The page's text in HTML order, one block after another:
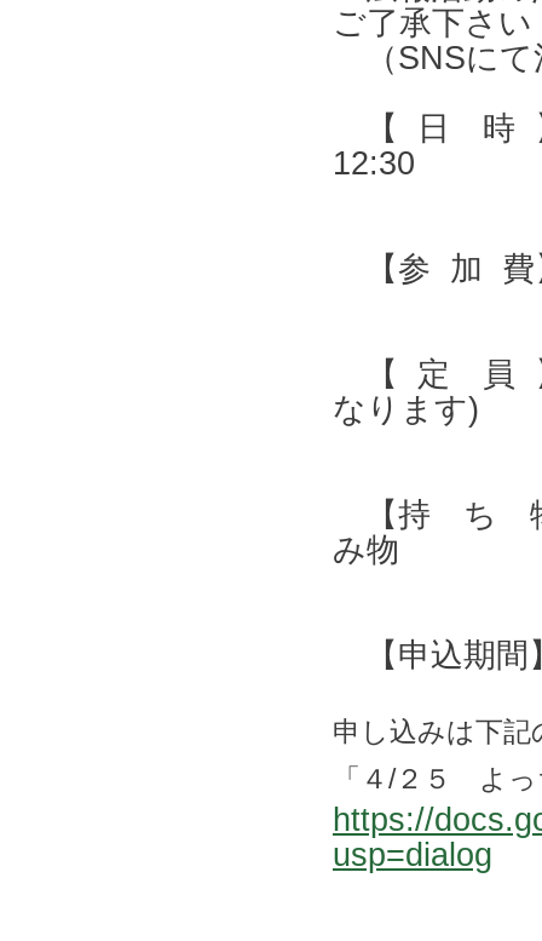
ご了承下さい
（SNSにて
【 日 時
12:30
【参 加 費
【 定 員
なります)
【持 ち 物
み物
【申込期
申し込みは下
「４/２５ よ
https://
usp=dialog